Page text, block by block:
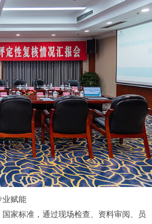
业赋能
家标准，通过现场检查、资料审阅、员